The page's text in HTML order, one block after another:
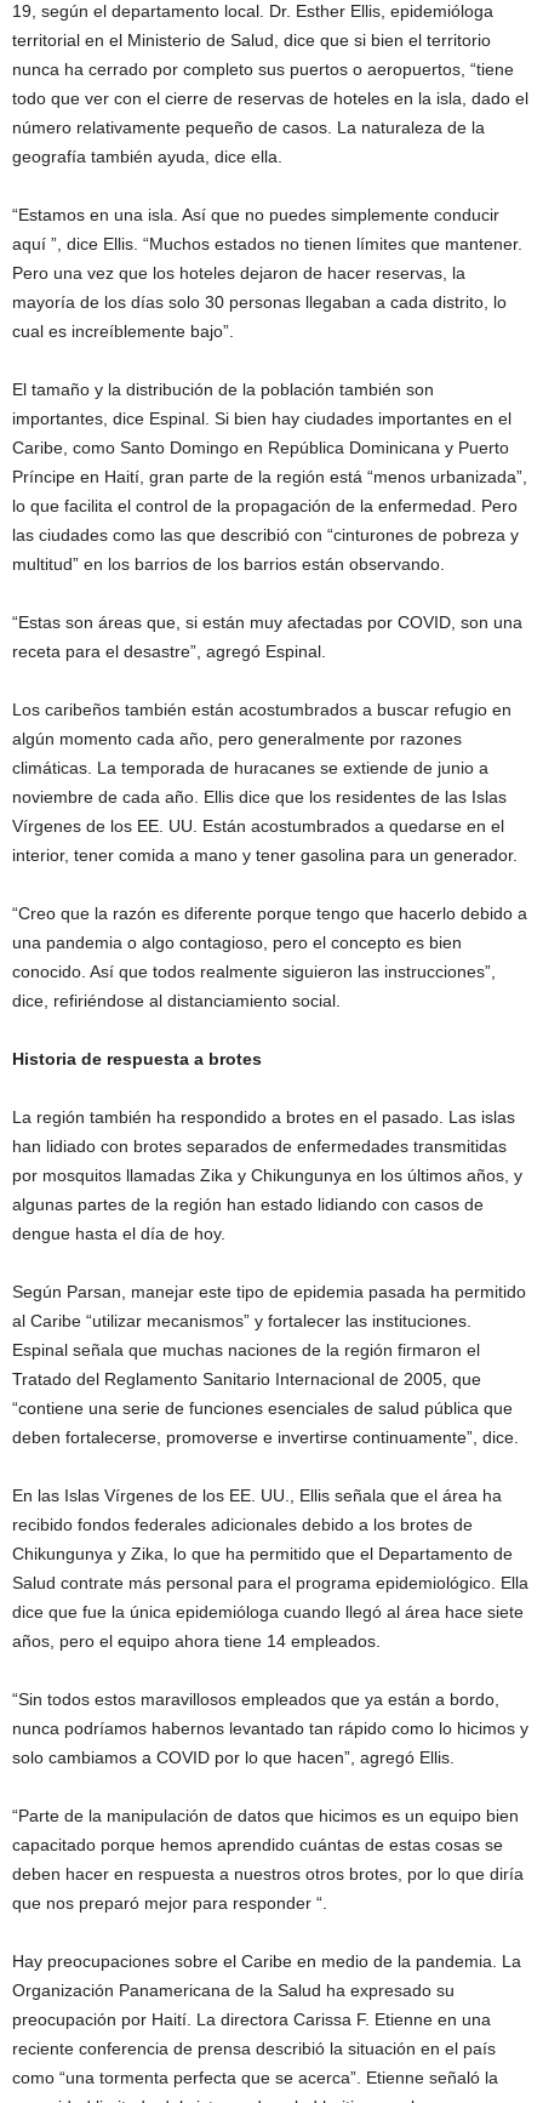
19, según el departamento local. Dr. Esther Ellis, epidemióloga
territorial en el Ministerio de Salud, dice que si bien el territorio
nunca ha cerrado por completo sus puertos o aeropuertos, “tiene
todo que ver con el cierre de reservas de hoteles en la isla, dado el
número relativamente pequeño de casos. La naturaleza de la
geografía también ayuda, dice ella.
“Estamos en una isla. Así que no puedes simplemente conducir
aquí ”, dice Ellis. “Muchos estados no tienen límites que mantener.
Pero una vez que los hoteles dejaron de hacer reservas, la
mayoría de los días solo 30 personas llegaban a cada distrito, lo
cual es increíblemente bajo”.
El tamaño y la distribución de la población también son
importantes, dice Espinal. Si bien hay ciudades importantes en el
Caribe, como Santo Domingo en República Dominicana y Puerto
Príncipe en Haití, gran parte de la región está “menos urbanizada”,
lo que facilita el control de la propagación de la enfermedad. Pero
las ciudades como las que describió con “cinturones de pobreza y
multitud” en los barrios de los barrios están observando.
“Estas son áreas que, si están muy afectadas por COVID, son una
receta para el desastre”, agregó Espinal.
Los caribeños también están acostumbrados a buscar refugio en
algún momento cada año, pero generalmente por razones
climáticas. La temporada de huracanes se extiende de junio a
noviembre de cada año. Ellis dice que los residentes de las Islas
Vírgenes de los EE. UU. Están acostumbrados a quedarse en el
interior, tener comida a mano y tener gasolina para un generador.
“Creo que la razón es diferente porque tengo que hacerlo debido a
una pandemia o algo contagioso, pero el concepto es bien
conocido. Así que todos realmente siguieron las instrucciones”,
dice, refiriéndose al distanciamiento social.
Historia de respuesta a brotes
La región también ha respondido a brotes en el pasado. Las islas
han lidiado con brotes separados de enfermedades transmitidas
por mosquitos llamadas Zika y Chikungunya en los últimos años, y
algunas partes de la región han estado lidiando con casos de
dengue hasta el día de hoy.
Según Parsan, manejar este tipo de epidemia pasada ha permitido
al Caribe “utilizar mecanismos” y fortalecer las instituciones.
Espinal señala que muchas naciones de la región firmaron el
Tratado del Reglamento Sanitario Internacional de 2005, que
“contiene una serie de funciones esenciales de salud pública que
deben fortalecerse, promoverse e invertirse continuamente”, dice.
En las Islas Vírgenes de los EE. UU., Ellis señala que el área ha
recibido fondos federales adicionales debido a los brotes de
Chikungunya y Zika, lo que ha permitido que el Departamento de
Salud contrate más personal para el programa epidemiológico. Ella
dice que fue la única epidemióloga cuando llegó al área hace siete
años, pero el equipo ahora tiene 14 empleados.
“Sin todos estos maravillosos empleados que ya están a bordo,
nunca podríamos habernos levantado tan rápido como lo hicimos y
solo cambiamos a COVID por lo que hacen”, agregó Ellis.
“Parte de la manipulación de datos que hicimos es un equipo bien
capacitado porque hemos aprendido cuántas de estas cosas se
deben hacer en respuesta a nuestros otros brotes, por lo que diría
que nos preparó mejor para responder “.
Hay preocupaciones sobre el Caribe en medio de la pandemia. La
Organización Panamericana de la Salud ha expresado su
preocupación por Haití. La directora Carissa F. Etienne en una
reciente conferencia de prensa describió la situación en el país
como “una tormenta perfecta que se acerca”. Etienne señaló la